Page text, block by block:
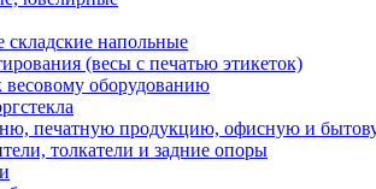
напольные
(весы с печатью этикеток)
оборудованию
печатную продукцию, офисную и
толкатели и задние опоры